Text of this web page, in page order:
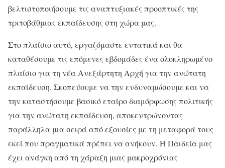
βελτιστοποιήσουμε τις αναπτυξιακές προοπτικές της
τριτοβάθμιας εκπαίδευσης στη χώρα μας.
Στο πλαίσιο αυτό, εργαζόμαστε εντατικά και θα
καταθέσουμε τις επόμενες εβδομάδες ένα ολοκληρωμένο
πλαίσιο για τη νέα Ανεξάρτητη Αρχή για την ανώτατη
εκπαίδευση. Σκοπεύουμε να την ενδυναμώσουμε και να
την καταστήσουμε βασικό εταίρο διαμόρφωσης πολιτικής
για την ανώτατη εκπαίδευση, αποκεντρώνοντας
παράλληλα μια σειρά από εξουσίες με τη μεταφορά τους
εκεί που πραγματικά πρέπει να ανήκουν. Η Παιδεία μας
έχει ανάγκη από τη χάραξη μιας μακροχρόνιας